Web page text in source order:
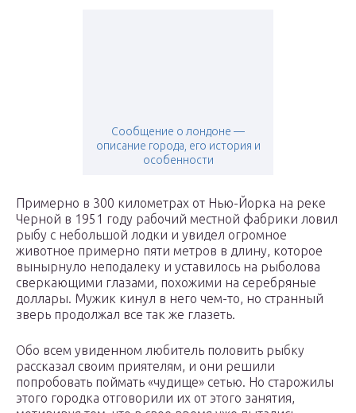
Сообщение о лондоне —
описание города, его история и
особенности
Примерно в 300 километрах от Нью-Йорка на реке
Черной в 1951 году рабочий местной фабрики ловил
рыбу с небольшой лодки и увидел огромное
животное примерно пяти метров в длину, которое
вынырнуло неподалеку и уставилось на рыболова
сверкающими глазами, похожими на серебряные
доллары. Мужик кинул в него чем-то, но странный
зверь продолжал все так же глазеть.
Обо всем увиденном любитель половить рыбку
рассказал своим приятелям, и они решили
попробовать поймать «чудище» сетью. Но старожилы
этого городка отговорили их от этого занятия,